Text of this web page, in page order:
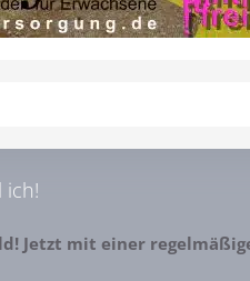
ich!
Jetzt mit einer